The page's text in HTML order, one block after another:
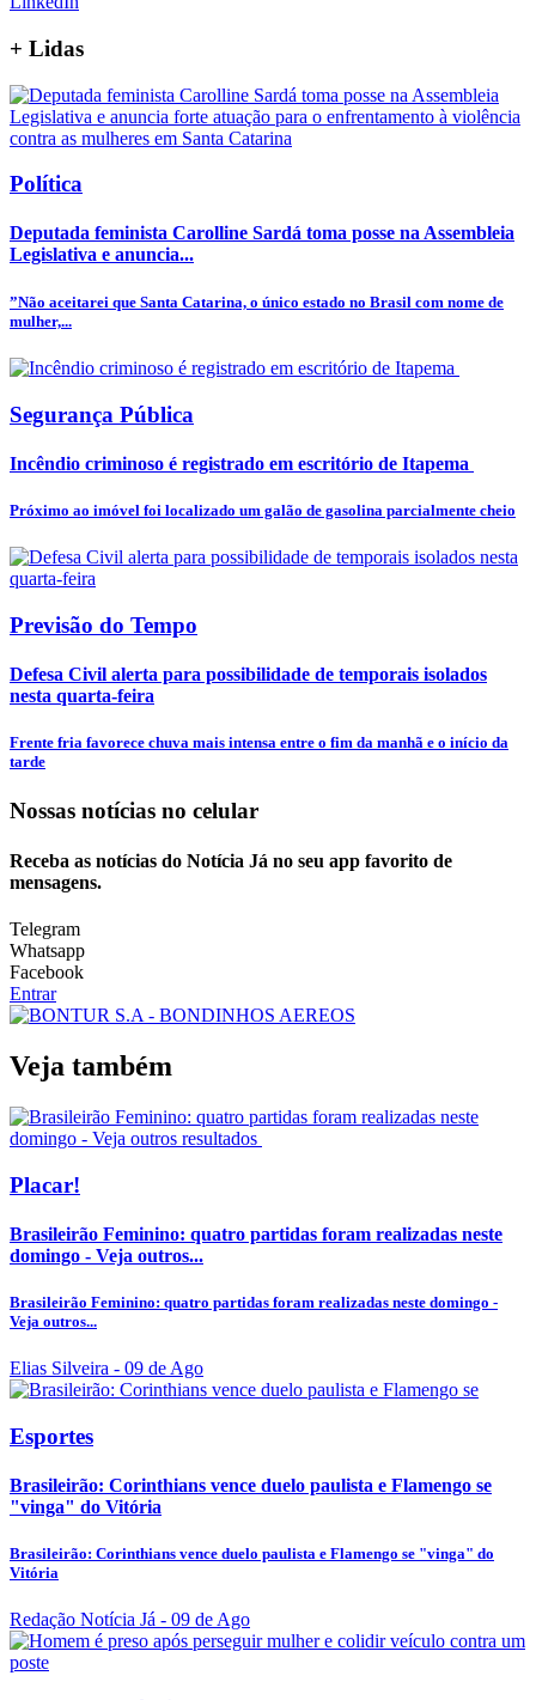
+ Lidas
Política
Deputada feminista Carolline Sardá toma posse na Assembleia
Legislativa e anuncia...
”Não aceitarei que Santa Catarina, o único estado no Brasil com nome de
mulher,...
Segurança Pública
Incêndio criminoso é registrado em escritório de Itapema
Próximo ao imóvel foi localizado um galão de gasolina parcialmente cheio
Previsão do Tempo
Defesa Civil alerta para possibilidade de temporais isolados
nesta quarta-feira
Frente fria favorece chuva mais intensa entre o fim da manhã e o início da
tarde
Nossas notícias no celular
Receba as notícias do Notícia Já no seu app favorito de
mensagens.
Telegram
Whatsapp
Facebook
Entrar
Veja também
Placar!
Brasileirão Feminino: quatro partidas foram realizadas neste
domingo - Veja outros...
Brasileirão Feminino: quatro partidas foram realizadas neste domingo -
Veja outros...
Elias Silveira - 09 de Ago
Esportes
Brasileirão: Corinthians vence duelo paulista e Flamengo se
"vinga" do Vitória
Brasileirão: Corinthians vence duelo paulista e Flamengo se "vinga" do
Vitória
Redação Notícia Já - 09 de Ago